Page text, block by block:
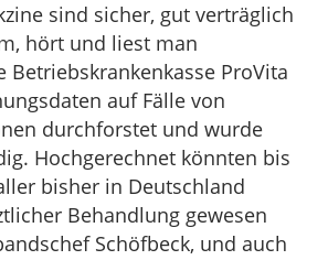
sind sicher, gut verträglich
hört und liest man
Betriebskrankenkasse ProVita
auf Fälle von
durchforstet und wurde
Hochgerechnet könnten bis
bisher in Deutschland
Behandlung gewesen
Schöfbeck, und auch